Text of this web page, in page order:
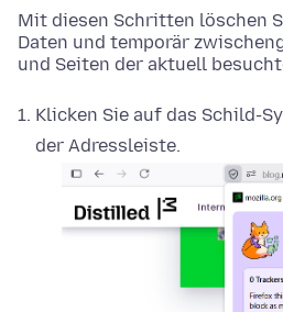
Mit diesen Schritten löschen
Daten und temporär
und Seiten der aktuell
Klicken Sie auf das Schild-
der Adressleiste.